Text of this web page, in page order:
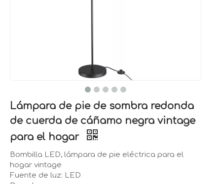
Lámpara de pie de sombra redonda
de cuerda de cáñamo negra vintage
para el hogar
Bombilla LED, lámpara de pie eléctrica para el
hogar vintage
Fuente de luz: LED